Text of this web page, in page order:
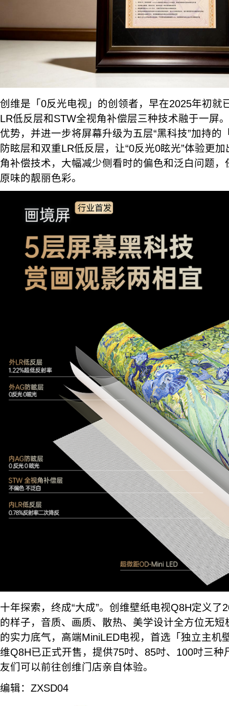
创维是「0反光电视」的创领者，早在2025年初就
LR低反层和STW全视角补偿层三种技术融于一屏
优势，并进一步将屏幕升级为五层“黑科技”加持的
防眩层和双重LR低反层，让“0反光0眩光”体验更
角补偿技术，大幅减少侧看时的偏色和泛白问题
原味的靓丽色彩。
十年探索，终成“大成”。创维壁纸电视Q8H定义了
的样子，音质、画质、散热、美学设计全方位无短
的实力底气，高端MiniLED电视，首选「独立主机
维Q8H已正式开售，提供75吋、85吋、100吋三种
友们可以前往创维门店亲自体验。
编辑：ZXSD04